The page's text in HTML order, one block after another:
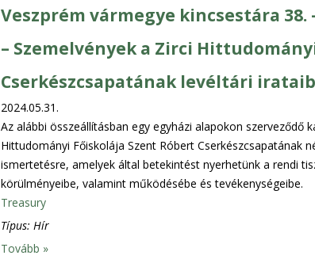
Veszprém vármegye kincsestára
– Szemelvények a Zirci
Cserkészcsapatának levéltári
2024.05.31.
Az alábbi összeállításban egy egyházi alapokon szerveződő
Hittudományi Főiskolája Szent Róbert Cserkészcsapatának
ismertetésre, amelyek által betekintést nyerhetünk a rendi
körülményeibe, valamint működésébe és tevékenységeibe.
Treasury
Típus: Hír
Tovább »